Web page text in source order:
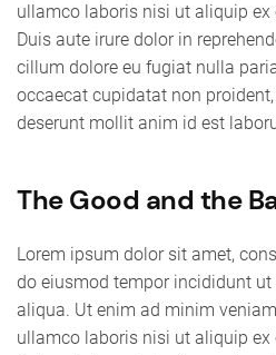
ullamco laboris nisi ut aliquip
Duis aute irure dolor in
cillum dolore eu fugiat nulla
occaecat cupidatat non
deserunt mollit anim id est
The Good and the
Lorem ipsum dolor sit amet,
do eiusmod tempor incididunt
aliqua. Ut enim ad minim
ullamco laboris nisi ut aliquip